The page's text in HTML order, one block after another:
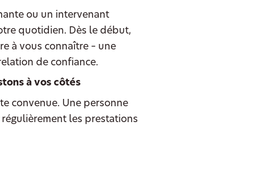
ou un intervenant
quotidien. Dès le début,
à vous connaître – une
de confiance.
à vos côtés
convenue. Une personne
les prestations